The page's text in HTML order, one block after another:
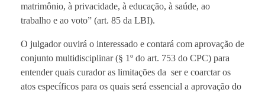
matrimônio, à privacidade, à educação, à saúde, ao
trabalho e ao voto” (art. 85 da LBI).
O julgador ouvirá o interessado e contará com aprovação de
conjunto multidisciplinar (§ 1º do art. 753 do CPC) para
entender quais curador as limitações da ser e coarctar os
atos específicos para os quais será essencial a aprovação do